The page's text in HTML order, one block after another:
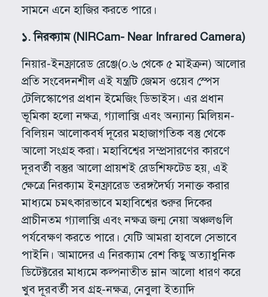
সামনে এনে হাজির করতে পারে।
১.নিরক্যাম(NIRCam- Near Infrared Camera)
নিয়ার-ইনফ্রারেড রেঞ্জে(০.৬ থেকে ৫ মাইক্রন) আলোর
প্রতি সংবেদনশীল এই যন্ত্রটি জেমস ওয়েব স্পেস
টেলিস্কোপের প্রধান ইমেজিং ডিভাইস। এর প্রধান
ভূমিকা হলো নক্ষত্র, গ্যালাক্সি এবং অন্যান্য মিলিয়ন-
বিলিয়ন আলোকবর্ষ দূরের মহাজাগতিক বস্তু থেকে
আলো সংগ্রহ করা। মহাবিশ্বের সম্প্রসারণের কারণে
দূরবর্তী বস্তুর আলো প্রায়শই রেডশিফটেড হয়, এই
ক্ষেত্রে নিরক্যাম ইনফ্রারেড তরঙ্গদৈর্ঘ্য সনাক্ত করার
মাধ্যমে চমৎকারভাবে মহাবিশ্বের শুরুর দিকের
প্রাচীনতম গ্যালাক্সি এবং নক্ষত্র জন্ম নেয়া অঞ্চলগুলি
পর্যবেক্ষণ করতে পারে। যেটি আমরা হাবলে সেভাবে
পাইনি। আমাদের এ নিরক্যাম বেশ কিছু অত্যাধুনিক
ডিটেক্টরের মাধ্যমে কল্পনাতীত ম্লান আলো ধারণ করে
খুব দূরবর্তী সব গ্রহ-নক্ষত্র, নেবুলা ইত্যাদি